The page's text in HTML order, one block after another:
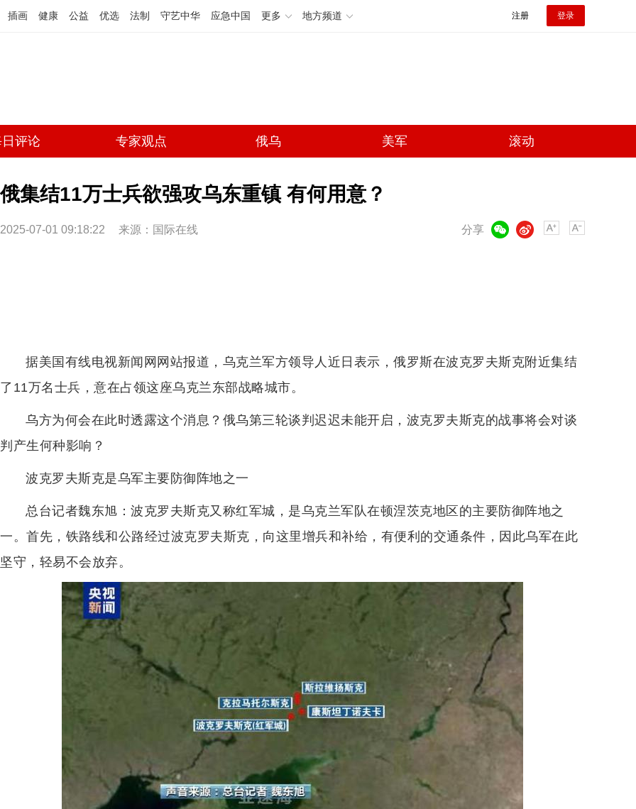
插画 健康 公益 优选 法制 守艺中华 应急中国 更多 地方频道 注册 登录
评论 专家观点 俄乌 美军 滚动
俄集结11万士兵欲强攻乌东重镇 有何用意？
2025-07-01 09:18:22 来源：国际在线 分享
微博
据美国有线电视新闻网网站报道，乌克兰军方领导人近日表示，俄罗斯在波克罗夫斯克附近集结
了11万名士兵，意在占领这座乌克兰东部战略城市。
乌方为何会在此时透露这个消息？俄乌第三轮谈判迟迟未能开启，波克罗夫斯克的战事将会对谈
判产生何种影响？
波克罗夫斯克是乌军主要防御阵地之一
总台记者魏东旭：波克罗夫斯克又称红军城，是乌克兰军队在顿涅茨克地区的主要防御阵地之
一。首先，铁路线和公路经过波克罗夫斯克，向这里增兵和补给，有便利的交通条件，因此乌军在此
坚守，轻易不会放弃。